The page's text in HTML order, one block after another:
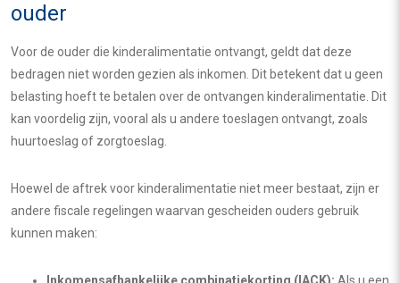
ouder
Voor de ouder die kinderalimentatie ontvangt, geldt dat deze
bedragen niet worden gezien als inkomen. Dit betekent dat u geen
belasting hoeft te betalen over de ontvangen kinderalimentatie. Dit
kan voordelig zijn, vooral als u andere toeslagen ontvangt, zoals
huurtoeslag of zorgtoeslag.
Hoewel de aftrek voor kinderalimentatie niet meer bestaat, zijn er
andere fiscale regelingen waarvan gescheiden ouders gebruik
kunnen maken: